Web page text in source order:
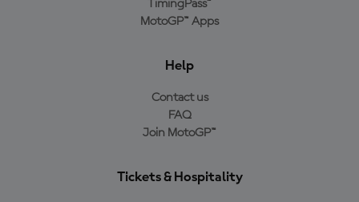
TimingPass™
MotoGP™ Apps
Help
Contact us
FAQ
Join MotoGP™
Tickets & Hospitality